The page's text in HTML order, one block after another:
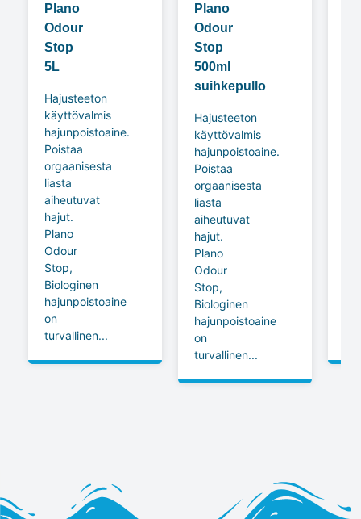
Plano
Odour
Stop
5L
Hajusteeton
käyttövalmis
hajunpoistoaine.
Poistaa
orgaanisesta
liasta
aiheutuvat
hajut.
Plano
Odour
Stop,
Biologinen
hajunpoistoaine
on
turvallinen...
Plano
Odour
Stop
500ml
suihkepullo
Hajusteeton
käyttövalmis
hajunpoistoaine.
Poistaa
orgaanisesta
liasta
aiheutuvat
hajut.
Plano
Odour
Stop,
Biologinen
hajunpoistoaine
on
turvallinen...